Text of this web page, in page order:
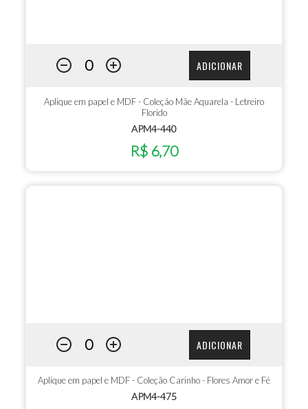
ADICIONAR
Aplique em papel e MDF - Coleção Mãe Aquarela - Letreiro
Florido
APM4-440
R$ 6,70
ADICIONAR
Aplique em papel e MDF - Coleção Carinho - Flores Amor e Fé
APM4-475